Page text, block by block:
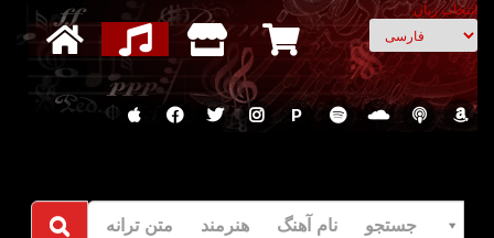
انتخاب زبان
P
جستجو نام آهنگ هنرمند متن ترانه